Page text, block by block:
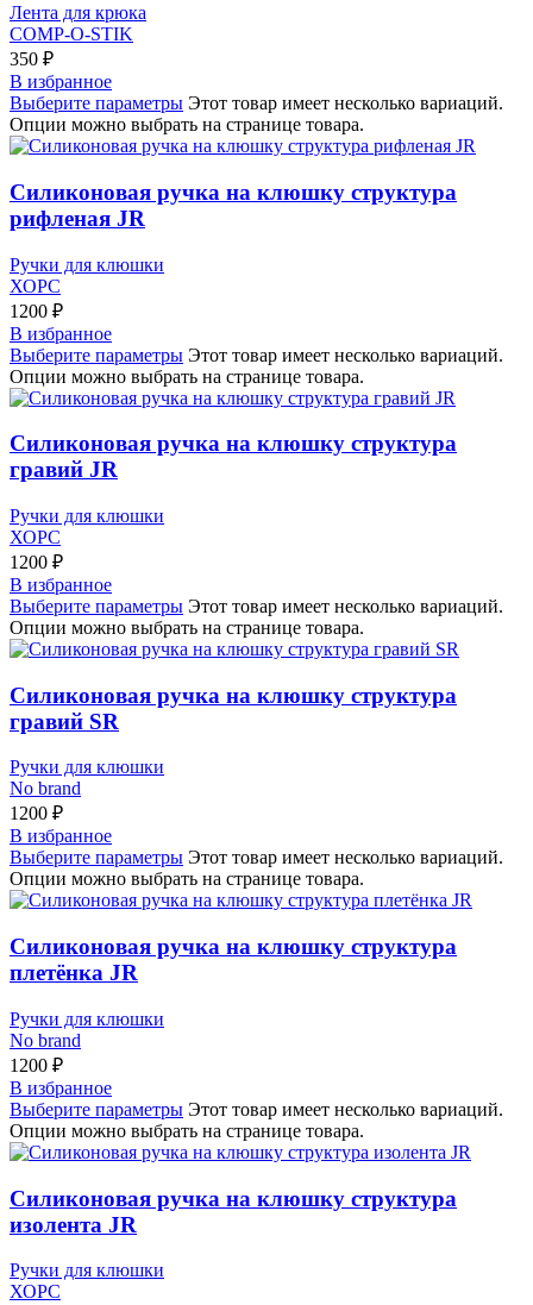
Лента для крюка
COMP-O-STIK
350 ₽
В избранное
Выберите параметры Этот товар имеет несколько вариаций.
Опции можно выбрать на странице товара.
Силиконовая ручка на клюшку структура
рифленая JR
Ручки для клюшки
ХОРС
1200 ₽
В избранное
Выберите параметры Этот товар имеет несколько вариаций.
Опции можно выбрать на странице товара.
Силиконовая ручка на клюшку структура
гравий JR
Ручки для клюшки
ХОРС
1200 ₽
В избранное
Выберите параметры Этот товар имеет несколько вариаций.
Опции можно выбрать на странице товара.
Силиконовая ручка на клюшку структура
гравий SR
Ручки для клюшки
No brand
1200 ₽
В избранное
Выберите параметры Этот товар имеет несколько вариаций.
Опции можно выбрать на странице товара.
Силиконовая ручка на клюшку структура
плетёнка JR
Ручки для клюшки
No brand
1200 ₽
В избранное
Выберите параметры Этот товар имеет несколько вариаций.
Опции можно выбрать на странице товара.
Силиконовая ручка на клюшку структура
изолента JR
Ручки для клюшки
ХОРС